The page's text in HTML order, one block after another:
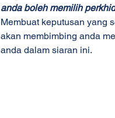
anda boleh memilih
Membuat keputusan yang
akan membimbing anda
anda dalam siaran ini.